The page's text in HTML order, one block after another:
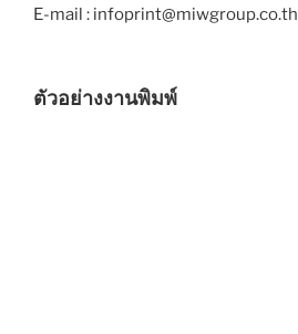
E-mail : infoprint@miwgroup.co.th
ตัวอย่างงานพิมพ์